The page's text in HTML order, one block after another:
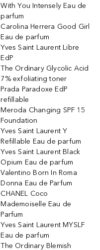
With You Intensely Eau de
parfum
Carolina Herrera Good Girl
Eau de parfum
Yves Saint Laurent Libre
EdP
The Ordinary Glycolic Acid
7% exfoliating toner
Prada Paradoxe EdP
refillable
Meroda Changing SPF 15
Foundation
Yves Saint Laurent Y
Refillable Eau de parfum
Yves Saint Laurent Black
Opium Eau de parfum
Valentino Born In Roma
Donna Eau de Parfum
CHANEL Coco
Mademoiselle Eau de
Parfum
Yves Saint Laurent MYSLF
Eau de parfum
The Ordinary Blemish